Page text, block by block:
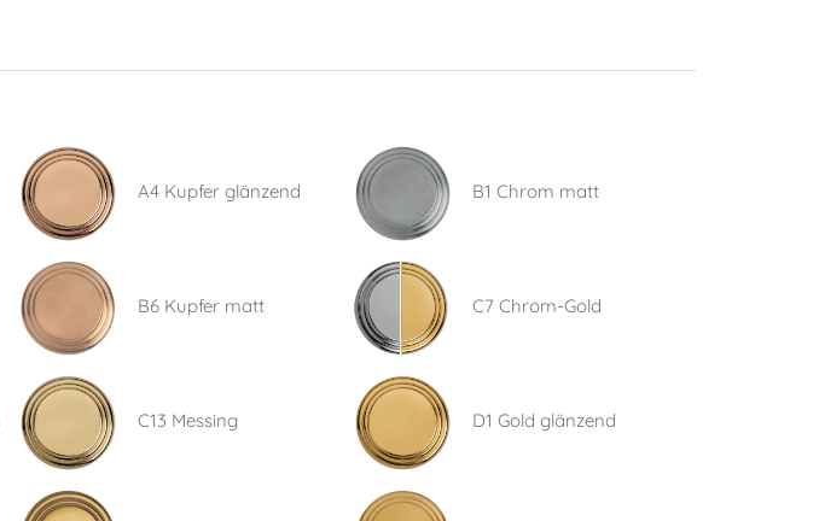
A4 Kupfer glänzend B1 Chrom matt
B6 Kupfer matt C7 Chrom-Gold
C13 Messing D1 Gold glänzend